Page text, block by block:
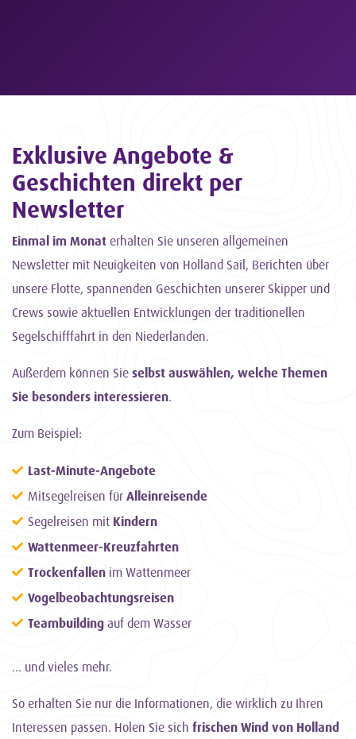
Exklusive Angebote &
Geschichten direkt per
Newsletter
Einmal im Monat erhalten Sie unseren allgemeinen
Newsletter mit Neuigkeiten von Holland Sail, Berichten über
unsere Flotte, spannenden Geschichten unserer Skipper und
Crews sowie aktuellen Entwicklungen der traditionellen
Segelschifffahrt in den Niederlanden.
Außerdem können Sie selbst auswählen, welche Themen
Sie besonders interessieren.
Zum Beispiel:
Last-Minute-Angebote
Mitsegelreisen für Alleinreisende
Segelreisen mit Kindern
Wattenmeer-Kreuzfahrten
Trockenfallen im Wattenmeer
Vogelbeobachtungsreisen
Teambuilding auf dem Wasser
... und vieles mehr.
So erhalten Sie nur die Informationen, die wirklich zu Ihren
Interessen passen. Holen Sie sich frischen Wind von Holland